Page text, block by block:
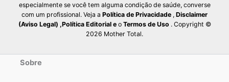
especialmente se você tem alguma condição de saúde, converse
com um profissional. Veja a Política de Privacidade , Disclaimer
(Aviso Legal) ,Política Editoriale o Termos de Uso . Copyright ©
2026 Mother Total.
Sobre